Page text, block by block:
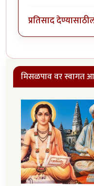
प्रतिसाद देण्यासाठी
मिसळपाव वर स्वागत